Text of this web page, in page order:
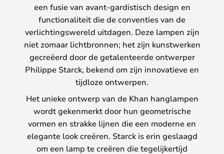
een fusie van avant-gardistisch design en
functionaliteit die de conventies van de
verlichtingswereld uitdagen. Deze lampen zijn
niet zomaar lichtbronnen; het zijn kunstwerken
gecreëerd door de getalenteerde ontwerper
Philippe Starck, bekend om zijn innovatieve en
tijdloze ontwerpen.
Het unieke ontwerp van de Khan hanglampen
wordt gekenmerkt door hun geometrische
vormen en strakke lijnen die een moderne en
elegante look creëren. Starck is erin geslaagd
om een lamp te creëren die tegelijkertijd